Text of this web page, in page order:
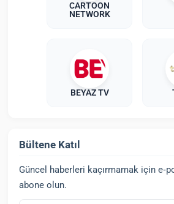
CARTOON
NETWORK
BEYAZ TV
Bültene Katıl
Güncel haberleri kaçırmamak için
abone olun.